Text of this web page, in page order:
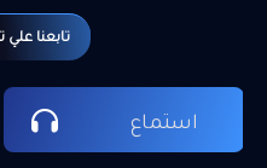
استماع
تابعنا
ويادنيا حِني علينا
هيجيلك
..يافرحة تعالي حَّلي
تعالي تعالي..ياضحكة
وكان مضحوك علينا